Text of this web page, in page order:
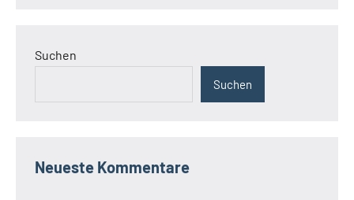
Suchen
Suchen
Neueste Kommentare